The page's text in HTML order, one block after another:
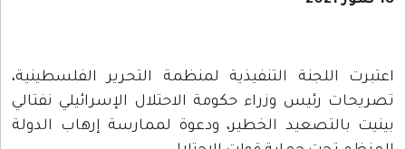
اعتبرت اللجنة التنفيذية لمنظمة التحرير الفلسطينية،
تصريحات رئيس وزراء حكومة الاحتلال الإسرائيلي نفتالي
بينيت بالتصعيد الخطير، ودعوة لممارسة إرهاب الدولة